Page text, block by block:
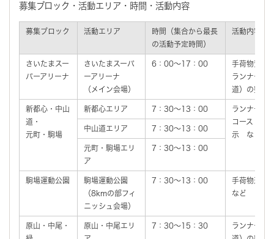
募集ブロック・活動エリア・時間・活動内容
募集ブロック 活動エリア
時間（集合から最長
の活動予定時間）
活動内容
さいたまスー
パーアリーナ
さいたまスーパ
ーアリーナ
（メイン会場）
6：00～17：00
手荷物預か
ランナーへ
道）の整理
新都心・中山
道・
元町・駒場
新都心エリア 7：30～13：00
ランナーへ
コース（沿
示 など
中山道エリア 7：30～13：00
元町・駒場エリ
ア
7：30～13：00
駒場運動公園
駒場運動公園
（8kmの部フィ
ニッシュ会場）
7：30～13：00
手荷物返却
など
原山・中尾・
原山・中尾エリ
7：30～15：30
ランナーへ